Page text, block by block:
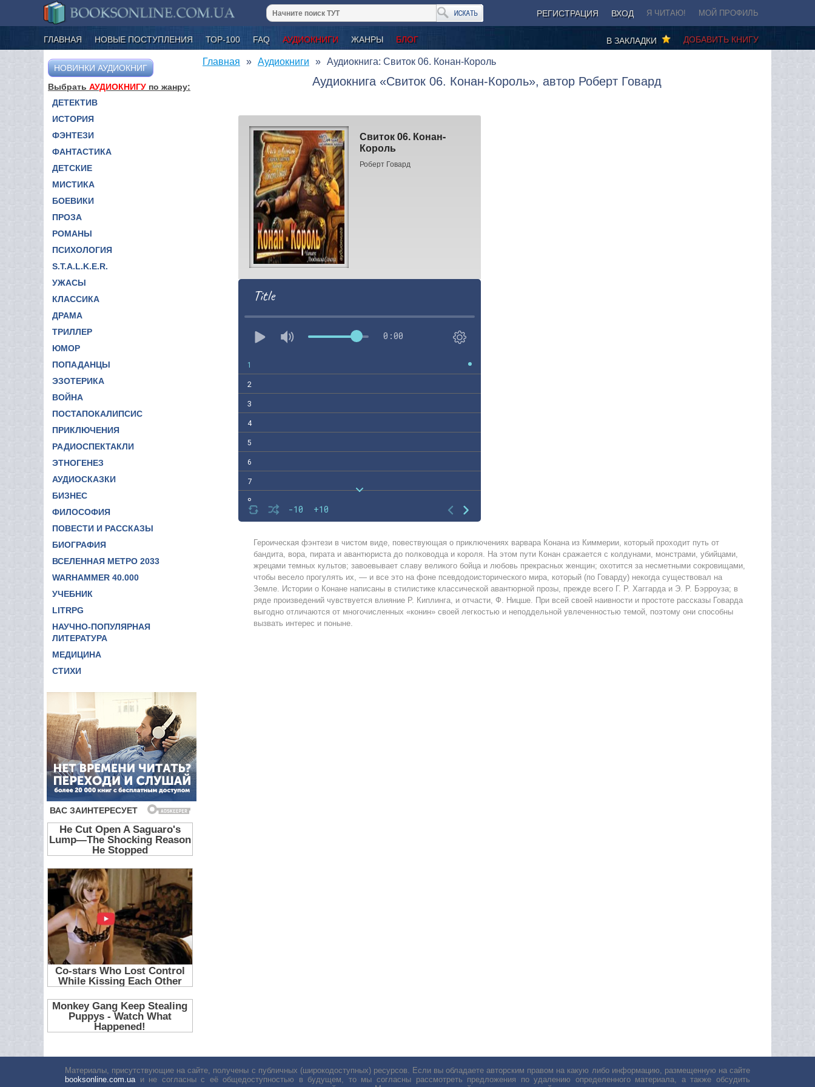
РЕГИСТРАЦИЯ ВХОД Я ЧИТАЮ! МОЙ ПРОФИЛЬ
ГЛАВНАЯ НОВЫЕ ПОСТУПЛЕНИЯ ТОР-100 FAQ АУДИОКНИГИ ЖАНРЫ БЛОГ ДОБАВИТЬ КНИГУ
В ЗАКЛАДКИ
НОВИНКИ АУДИОКНИГ
Выбрать АУДИОКНИГУ по жанру:
ДЕТЕКТИВ
ИСТОРИЯ
ФЭНТЕЗИ
ФАНТАСТИКА
ДЕТСКИЕ
МИСТИКА
БОЕВИКИ
ПРОЗА
РОМАНЫ
ПСИХОЛОГИЯ
S.T.A.L.K.E.R.
УЖАСЫ
КЛАССИКА
ДРАМА
ТРИЛЛЕР
ЮМОР
ПОПАДАНЦЫ
ЭЗОТЕРИКА
ВОЙНА
ПОСТАПОКАЛИПСИС
ПРИКЛЮЧЕНИЯ
РАДИОСПЕКТАКЛИ
ЭТНОГЕНЕЗ
АУДИОСКАЗКИ
БИЗНЕС
ФИЛОСОФИЯ
ПОВЕСТИ И РАССКАЗЫ
БИОГРАФИЯ
ВСЕЛЕННАЯ МЕТРО 2033
WARHAMMER 40.000
УЧЕБНИК
LITRPG
НАУЧНО-ПОПУЛЯРНАЯ
ЛИТЕРАТУРА
МЕДИЦИНА
СТИХИ
Главная Аудиокниги Аудиокнига: Свиток 06. Конан-Король
Аудиокнига «Свиток 06. Конан-Король», автор Роберт Говард
Свиток 06. Конан-
Король
Роберт Говард
Title
0:00
-10 +10
1
2
3
4
5
6
7
8
9
10
11
12
13
14
Героическая фэнтези в чистом виде, повествующая о приключениях варвара Конана из Киммерии, который проходит путь от
бандита, вора, пирата и авантюриста до полководца и короля. На этом пути Конан сражается с колдунами, монстрами, убийцами,
жрецами темных культов; завоевывает славу великого бойца и любовь прекрасных женщин; охотится за несметными сокровищами,
чтобы весело прогулять их, — и все это на фоне псевдодоисторического мира, который (по Говарду) некогда существовал на
Земле. Истории о Конане написаны в стилистике классической авантюрной прозы, прежде всего Г. Р. Хаггарда и Э. Р. Бэрроуза; в
ряде произведений чувствуется влияние Р. Киплинга, и отчасти, Ф. Ницше. При всей своей наивности и простоте рассказы Говарда
выгодно отличаются от многочисленных «конин» своей легкостью и неподдельной увлеченностью темой, поэтому они способны
вызвать интерес и поныне.
Материалы, присутствующие на сайте, получены с публичных (широкодоступных) ресурсов. Если вы обладаете авторским правом на какую либо информацию, размещенную на сайте
booksonline.com.uaи не согласны с её общедоступностью в будущем, то мы согласны рассмотреть предложения по удалению определенного материала, а также обсудить